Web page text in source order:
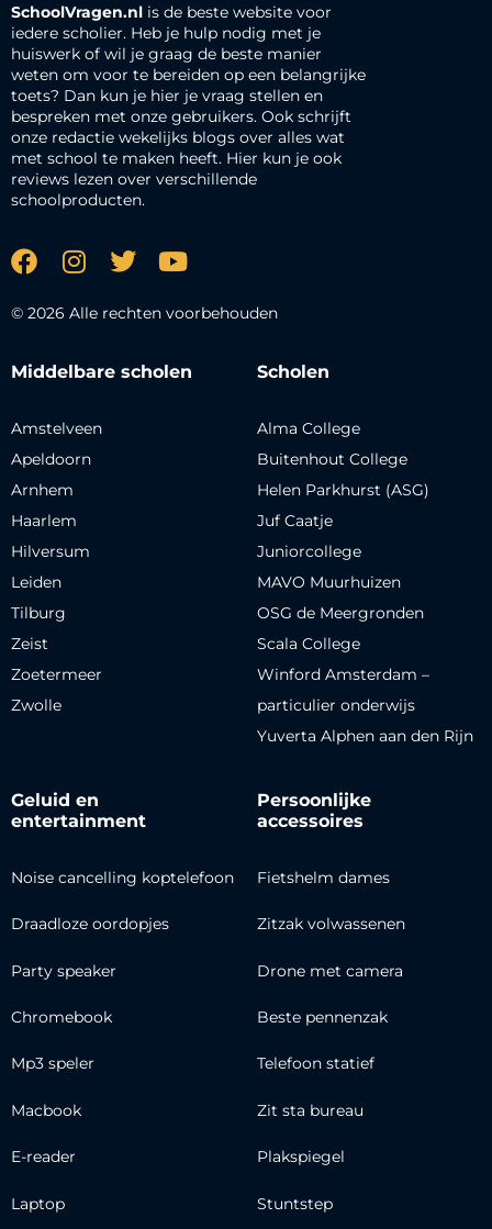
SchoolVragen.nl is de beste website voor
iedere scholier. Heb je hulp nodig met je
huiswerk of wil je graag de beste manier
weten om voor te bereiden op een belangrijke
toets? Dan kun je hier je vraag stellen en
bespreken met onze gebruikers. Ook schrijft
onze redactie wekelijks blogs over alles wat
met school te maken heeft. Hier kun je ook
reviews lezen over verschillende
schoolproducten.
© 2026 Alle rechten voorbehouden
Middelbare scholen
Amstelveen
Apeldoorn
Arnhem
Haarlem
Hilversum
Leiden
Tilburg
Zeist
Zoetermeer
Zwolle
Scholen
Alma College
Buitenhout College
Helen Parkhurst (ASG)
Juf Caatje
Juniorcollege
MAVO Muurhuizen
OSG de Meergronden
Scala College
Winford Amsterdam –
particulier onderwijs
Yuverta Alphen aan den Rijn
Geluid en
entertainment
Noise cancelling koptelefoon
Draadloze oordopjes
Party speaker
Chromebook
Mp3 speler
Macbook
E-reader
Laptop
Persoonlijke
accessoires
Fietshelm dames
Zitzak volwassenen
Drone met camera
Beste pennenzak
Telefoon statief
Zit sta bureau
Plakspiegel
Stuntstep